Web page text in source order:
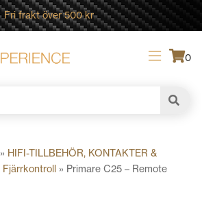
Fri frakt över 500 kr
0
» HIFI-TILLBEHÖR, KONTAKTER &
Fjärrkontroll » Primare C25 – Remote